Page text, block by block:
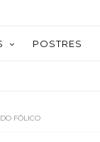
POSTRES
FÓLICO